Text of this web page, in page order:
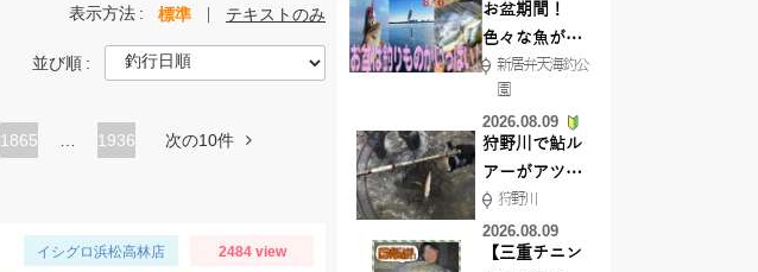
表示方法 標準 テキストのみ
並び順
ペ
1865 1936 次の10件
イシグロ浜松高林店 2484 view
お盆期間！
色々な魚が沢
山釣れてます
よ！
新居弁天海釣公
園
2026.08.09
狩野川で鮎ル
アーがアツ
い！！
狩野川
2026.08.09
【三重チニン